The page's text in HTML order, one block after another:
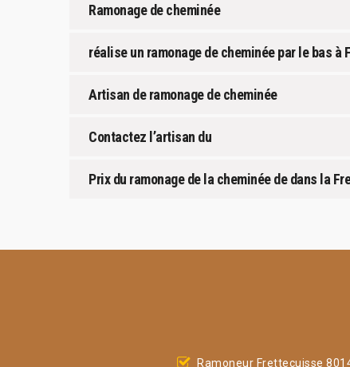
Ramonage de cheminée
réalise un ramonage de cheminée par le bas à
Artisan de ramonage de cheminée
Contactez l’artisan du
Prix du ramonage de la cheminée de dans la
Ramoneur Frettecuisse